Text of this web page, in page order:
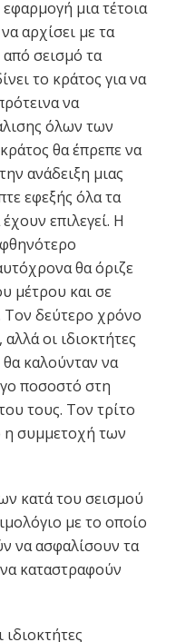
μια τέτοια
αρχίσει με τα
σεισμό τα
το κράτος για να
να
όλων των
θα έπρεπε να
ανάδειξη μιας
εφεξής όλα τα
επιλεγεί. Η
θα όριζε
μέτρου και σε
Τον δεύτερο χρόνο
οι ιδιοκτήτες
καλούνταν να
ποσοστό στη
τους. Τον τρίτο
η συμμετοχή των
κατά του σεισμού
με το οποίο
να ασφαλίσουν τα
καταστραφούν